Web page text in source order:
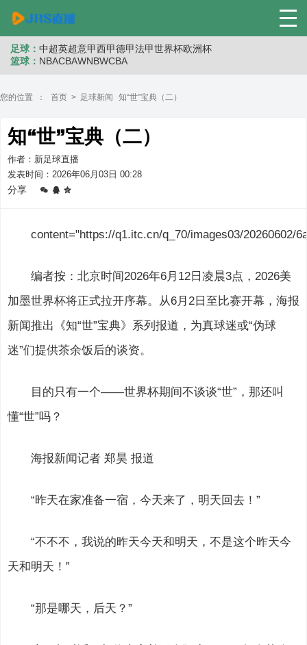
足球： 中超英超意甲西甲德甲法甲世界杯欧洲杯
篮球： NBACBAWNBWCBA
您的位置 ： 首页 > 足球新闻 知“世”宝典（二）
知“世”宝典（二）
作者：新足球直播
发表时间：2026年06月03日 00:28
分享
content="https://q1.itc.cn/q_70/images03/20260602/
编者按：北京时间2026年6月12日凌晨3点，2026美
加墨世界杯将正式拉开序幕。从6月2日至比赛开幕，海报
新闻推出《知“世”宝典》系列报道，为真球迷或“伪球
迷”们提供茶余饭后的谈资。
目的只有一个——世界杯期间不谈谈“世”，那还叫
懂“世”吗？
海报新闻记者 郑昊 报道
“昨天在家准备一宿，今天来了，明天回去！”
“不不不，我说的昨天今天和明天，不是这个昨天今
天和明天！”
“那是哪天，后天？”